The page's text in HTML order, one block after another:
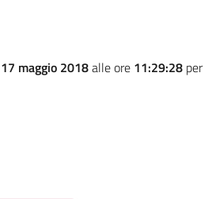
maggio 2018alle ore 11:29:28 per